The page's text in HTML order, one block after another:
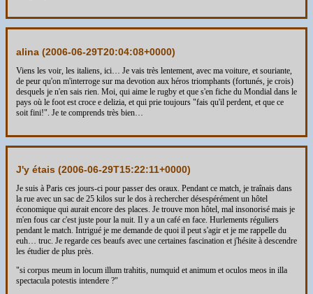
alina (2006-06-29T20:04:08+0000)
Viens les voir, les italiens, ici… Je vais très lentement, avec ma voiture, et souriante,
de peur qu'on m'interroge sur ma devotion aux héros triomphants (fortunés, je crois)
desquels je n'en sais rien. Moi, qui aime le rugby et que s'en fiche du Mondial dans le
pays où le foot est croce e delizia, et qui prie toujours "fais qu'il perdent, et que ce
soit fini!". Je te comprends très bien…
J'y étais (2006-06-29T15:22:11+0000)
Je suis à Paris ces jours-ci pour passer des oraux. Pendant ce match, je traînais dans
la rue avec un sac de 25 kilos sur le dos à rechercher désespérément un hôtel
économique qui aurait encore des places. Je trouve mon hôtel, mal insonorisé mais je
m'en fous car c'est juste pour la nuit. Il y a un café en face. Hurlements réguliers
pendant le match. Intrigué je me demande de quoi il peut s'agir et je me rappelle du
euh… truc. Je regarde ces beaufs avec une certaines fascination et j'hésite à descendre
les étudier de plus près.
"si corpus meum in locum illum trahitis, numquid et animum et oculos meos in illa
spectacula potestis intendere ?"